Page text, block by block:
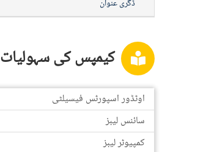
ڈگری عنوان
کیمپس کی سہولیات
اوٹڈور اسپورٹس فیسیلٹی
سائنس لیبز
کمپیوٹر لیبز